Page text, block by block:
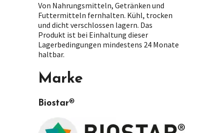
Von Nahrungsmitteln, Getränken und
Futtermitteln fernhalten. Kühl, trocken
und dicht verschlossen lagern. Das
Produkt ist bei Einhaltung dieser
Lagerbedingungen mindestens 24 Monate
haltbar.
Marke
Biostar®